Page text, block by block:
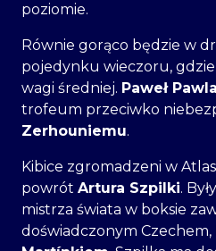
poziomie.
Równie gorąco będzie w
pojedynku wieczoru,
wagi średniej. Paweł
trofeum przeciwko
Zerhouniemu.
Kibice zgromadzeni w
powrót Artura Szpilki.
mistrza świata w boksie
doświadczonym Czechem,